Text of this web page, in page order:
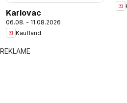
Karlovac
06.08. - 11.08.2026
Kaufland
REKLAME